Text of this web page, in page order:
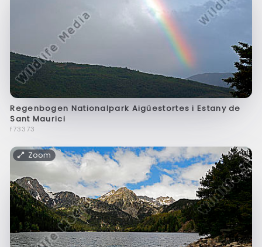
Regenbogen Nationalpark Aigüestortes i Estany de
Sant Maurici
f73373
Zoom